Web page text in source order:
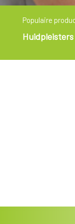
Populaire
Huidpleisters